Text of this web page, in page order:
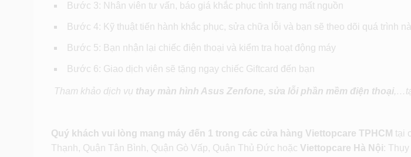
Bước 3: Nhân viên tư vấn, báo giá khắc phục tình trạng mất nguồn
Bước 4: Kỹ thuật tiến hành khắc phục, sửa chữa lỗi và bạn sẽ theo dõi quá trình
Bước 5: Bạn nhận lại chiếc điện thoại và kiểm tra hoạt động máy
Bước 6: Giao dịch viên sẽ tặng ngay chiếc Giftcard đến bạn
Tham khảo dịch vụ thay màn hình Asus Zenfone, sửa lỗi phần mềm điện thoại
Quý khách vui lòng mang máy đến 1 trong các cửa hàng Viettopcare TPHCM tại
Thạnh, Quận Tân Bình, Quận Gò Vấp, Quận Thủ Đức hoặc Viettopcare Hà Nội: